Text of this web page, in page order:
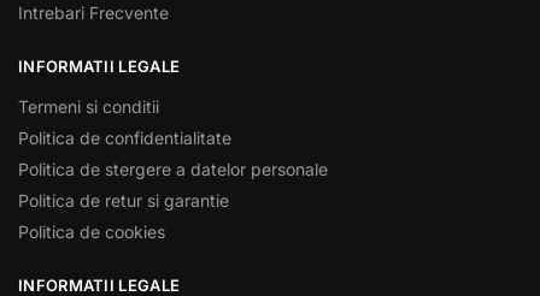
Intrebari Frecvente
INFORMATII LEGALE
Termeni si conditii
Politica de confidentialitate
Politica de stergere a datelor personale
Politica de retur si garantie
Politica de cookies
INFORMATII LEGALE